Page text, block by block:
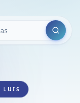
Buscar
LUIS